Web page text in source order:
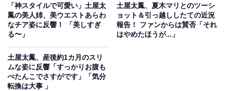
「神スタイルで可愛い」土屋太
鳳の美人姉、美ウエストあらわ
なチア姿に反響！ 「美しすぎ
る〜」
土屋太鳳、夏木マリとのツーシ
ョット＆引っ越ししたての近況
報告！ ファンからは賛否「それ
はやめたほうが...」
土屋太鳳、産後約1カ月のスリ
ムな姿に反響「すっかりお腹も
ぺたんこでさすがです」「気分
転換は大事 」